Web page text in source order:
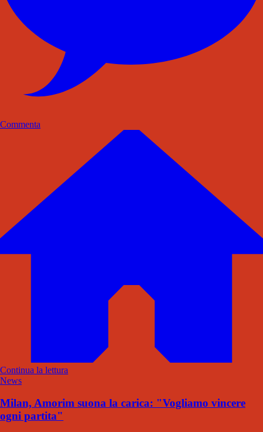
Commenta
Continua la lettura
News
Milan, Amorim suona la carica: "Vogliamo vincere
ogni partita"